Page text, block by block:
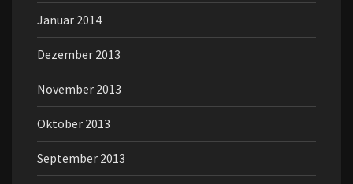
Januar 2014
Dezember 2013
November 2013
Oktober 2013
September 2013